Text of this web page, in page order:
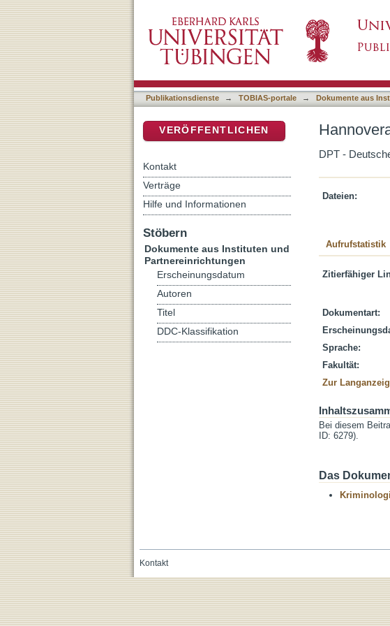
Publikationsdienste → TOBIAS-portale → Dokumente aus
DPT -
Dateien:
Aufrufstatistik
Zitierfähiger
Dokumentart:
Sprache:
Fakultät:
Zur
Bei diesem
ID: 6279).
Das
VERÖFFENTLICHEN
Kontakt
Verträge
Hilfe und Informationen
Stöbern
Dokumente aus Instituten und
Partnereinrichtungen
Erscheinungsdatum
Autoren
Titel
DDC-Klassifikation
Kontakt